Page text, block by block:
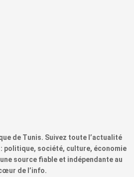
de Tunis. Suivez toute l’actualité
politique, société, culture, économie
source fiable et indépendante au
de l’info.